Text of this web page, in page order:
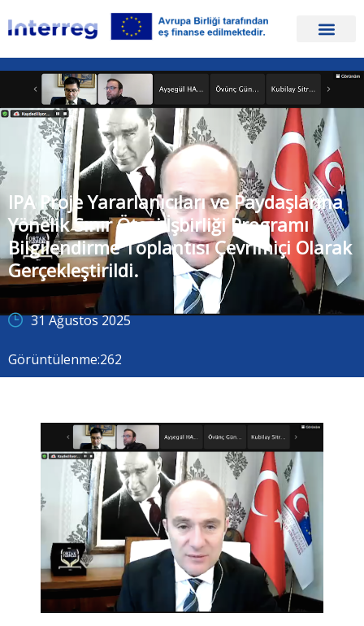
IPA Proje Yararlanıcıları ve Paydaşlarına
Yönelik Sınır Ötesi İşbirliği Programı
Bilgilendirme Toplantısı Çevrimiçi Olarak
Gerçekleştirildi.
31 Ağustos 2025
Görüntülenme:262